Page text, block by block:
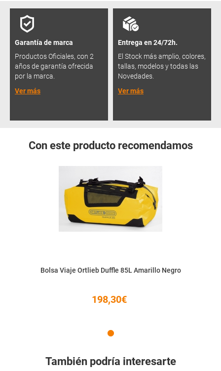
Garantía de marca
Productos Oficiales, con 2
años de garantía ofrecida
por la marca.
Ver más
Entrega en 24/72h.
El Stock más amplio, colores,
tallas, modelos y todas las
Novedades.
Ver más
Con este producto recomendamos
Bolsa Viaje Ortlieb Duffle 85L Amarillo Negro
198,30€
También podría interesarte